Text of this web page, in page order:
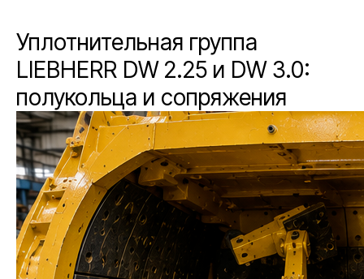
Уплотнительная группа
LIEBHERR DW 2.25 и DW 3.0:
полукольца и сопряжения